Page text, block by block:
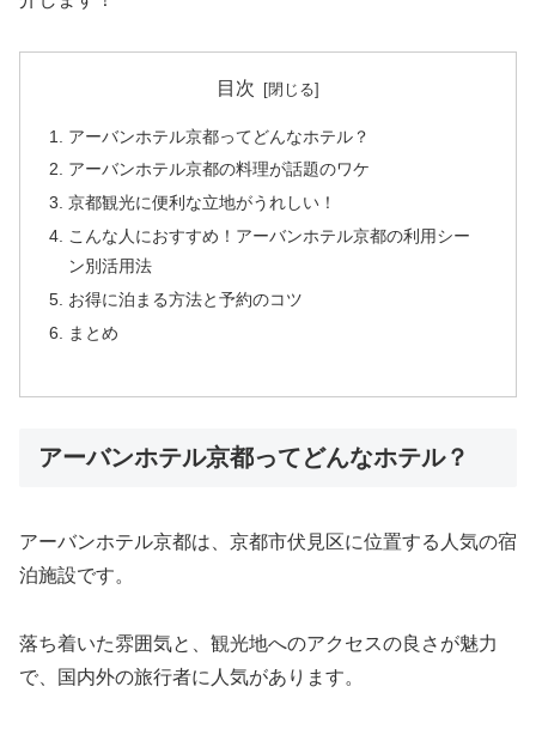
目次
アーバンホテル京都ってどんなホテル？
アーバンホテル京都の料理が話題のワケ
京都観光に便利な立地がうれしい！
こんな人におすすめ！アーバンホテル京都の利用シー
ン別活用法
お得に泊まる方法と予約のコツ
まとめ
アーバンホテル京都ってどんなホテル？
アーバンホテル京都は、京都市伏見区に位置する人気の宿
泊施設です。
落ち着いた雰囲気と、観光地へのアクセスの良さが魅力
で、国内外の旅行者に人気があります。